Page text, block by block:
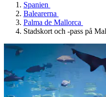
Spanien
Balearerna
Palma de Mallorca
Stadskort och -pass på